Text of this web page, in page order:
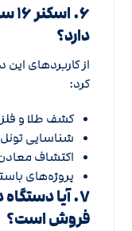
دارد؟
از کاربردهای
کرد:
کشف طلا و
شناسایی
اکتشاف
پروژه‌های
۷. آیا
فروش است؟